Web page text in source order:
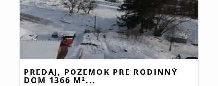
PREDAJ, POZEMOK PRE RODINNÝ
DOM 1366 M²...